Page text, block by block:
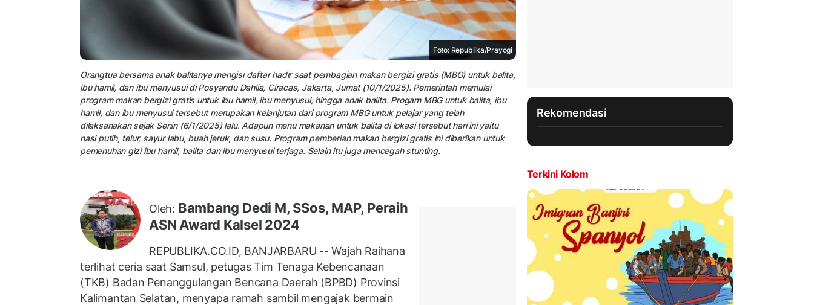
Foto: Republika/Prayogi
Orangtua bersama anak balitanya mengisi daftar hadir saat pembagian makan bergizi gratis (MBG) untuk balita,
ibu hamil, dan ibu menyusui di Posyandu Dahlia, Ciracas, Jakarta, Jumat (10/1/2025). Pemerintah memulai
program makan bergizi gratis untuk ibu hamil, ibu menyusui, hingga anak balita. Progam MBG untuk balita, ibu
hamil, dan ibu menyusui tersebut merupakan kelanjutan dari program MBG untuk pelajar yang telah
dilaksanakan sejak Senin (6/1/2025) lalu. Adapun menu makanan untuk balita di lokasi tersebut hari ini yaitu
nasi putih, telur, sayur labu, buah jeruk, dan susu. Program pemberian makan bergizi gratis ini diberikan untuk
pemenuhan gizi ibu hamil, balita dan ibu menyusui terjaga. Selain itu juga mencegah stunting.
Oleh: Bambang Dedi M, SSos, MAP, Peraih
ASN Award Kalsel 2024
REPUBLIKA.CO.ID, BANJARBARU -- Wajah Raihana
terlihat ceria saat Samsul, petugas Tim Tenaga Kebencanaan
(TKB) Badan Penanggulangan Bencana Daerah (BPBD) Provinsi
Kalimantan Selatan, menyapa ramah sambil mengajak bermain
Rekomendasi
Terkini Kolom